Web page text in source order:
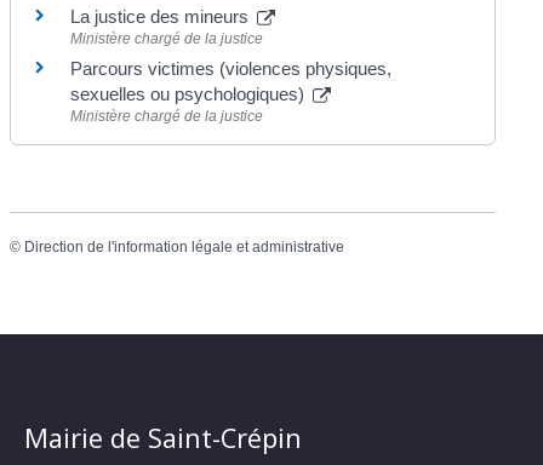
La justice des mineurs
Ministère chargé de la justice
Parcours victimes (violences physiques,
sexuelles ou psychologiques)
Ministère chargé de la justice
© Direction de l'information légale et administrative
Mairie de Saint-Crépin